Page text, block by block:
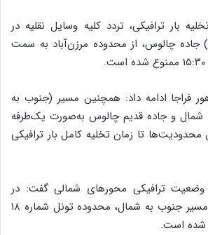
بار ترافیکی، تردد کلیه وسایل نقلیه در
چالوس، از محدوده مرزن‌آباد به سمت
فراجا ادامه داد: همچنین مسیر (جنوب به
– شمال و جاده قدیم چالوس به‌صورت یک‌طرفه
تا زمان تخلیه کامل بار ترافیکی
ترافیکی محورهای شمالی گفت: در
آزادراه تهران – شمال مسیر جنوب به شمال، محدوده تونل شماره ۱۸
شده است.